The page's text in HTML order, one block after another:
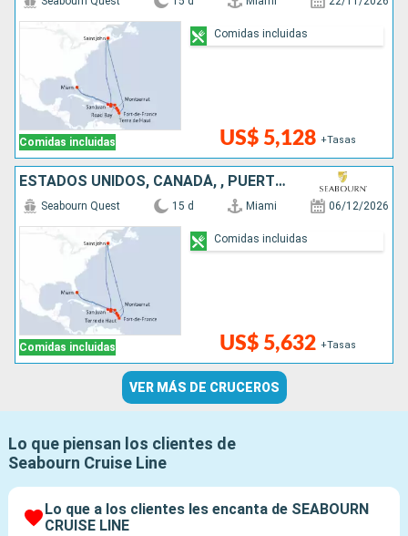
Comidas incluidas US$ 5,128 +Tasas
Comidas incluidas
ESTADOS UNIDOS, CANADÁ, , PUERTO RICO, REINO UNIDO
Comidas incluidas
Seabourn Quest 15 d Miami 06/12/2026
US$ 5,632 +Tasas
Comidas incluidas
VER MÁS DE CRUCEROS
Lo que piensan los clientes de
Seabourn Cruise Line
Lo que a los clientes les encanta de SEABOURN
CRUISE LINE